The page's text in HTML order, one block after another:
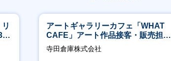
アートギャラリーカフェ「WHAT
CAFE」アート作品接客・販売担当
※アート領域未経験可
寺田倉庫株式会社